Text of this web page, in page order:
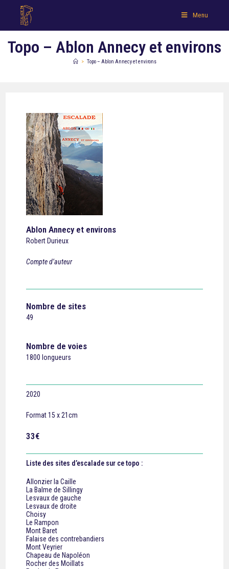
Menu
Topo – Ablon Annecy et environs
> Topo – Ablon Annecy et environs
Ablon Annecy et environs
Robert Durieux
Compte d’auteur
Nombre de sites
49
Nombre de voies
1800 longueurs
2020
Format 15 x 21cm
33€
Liste des sites d’escalade sur ce topo :
Allonzier la Caille
La Balme de Sillingy
Lesvaux de gauche
Lesvaux de droite
Choisy
Le Rampon
Mont Baret
Falaise des contrebandiers
Mont Veyrier
Chapeau de Napoléon
Rocher des Moillats